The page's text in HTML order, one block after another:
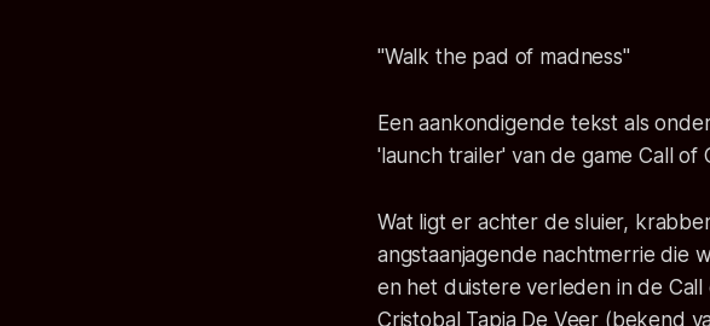
"Walk the pad of madness"
Een aankondigende tekst als
'launch trailer' van de game Call of
Wat ligt er achter de sluier,
angstaanjagende nachtmerrie die
en het duistere verleden in de
Cristobal Tapia De Veer (bekend